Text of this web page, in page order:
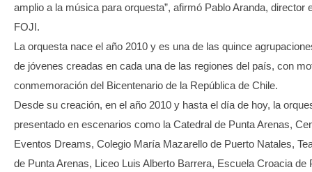
amplio a la música para orquesta”, afirmó Pablo Aranda, director
FOJI.
La orquesta nace el año 2010 y es una de las quince
de jóvenes creadas en cada una de las regiones del país, con
conmemoración del Bicentenario de la República de Chile.
Desde su creación, en el año 2010 y hasta el día de hoy, la
presentado en escenarios como la Catedral de Punta Arenas,
Eventos Dreams, Colegio María Mazarello de Puerto Natales,
de Punta Arenas, Liceo Luis Alberto Barrera, Escuela Croacia de